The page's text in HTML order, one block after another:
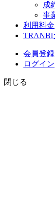
成
事
利用料金
TRANBI
会員登録
ログイン
閉じる